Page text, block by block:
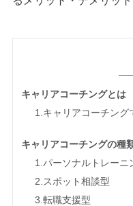
キャリアコーチングとは
1.キャリアコーチング
キャリアコーチングの種
1.パーソナルトレーニ
2.スポット相談型
3.転職支援型